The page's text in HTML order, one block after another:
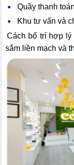
Quầy thanh toán
Khu tư vấn và
Cách bố trí hợp lý
sắm liền mạch và